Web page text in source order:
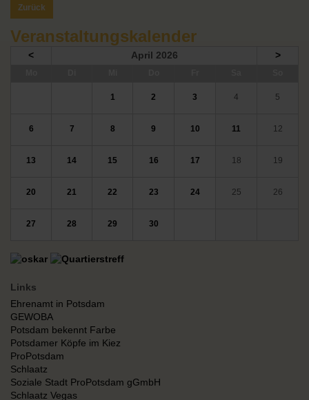
Zurück
Veranstaltungskalender
< April 2026 >
1 2 3 4 5
6 7 8 9 10 11 12
13 14 15 16 17 18 19
20 21 22 23 24 25 26
27 28 29 30
Links
Ehrenamt in Potsdam
GEWOBA
Potsdam bekennt Farbe
Potsdamer Köpfe im Kiez
ProPotsdam
Schlaatz
Soziale Stadt ProPotsdam gGmbH
Schlaatz Vegas